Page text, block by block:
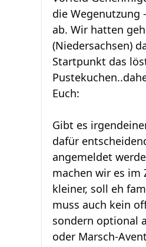
die Wegenutzung
ab. Wir hatten
(Niedersachsen)
Startpunkt das
Euch:
Gibt es
dafür
angemeldet
machen wir es im
kleiner, soll eh
muss auch kein
sondern optional
oder Marsch-